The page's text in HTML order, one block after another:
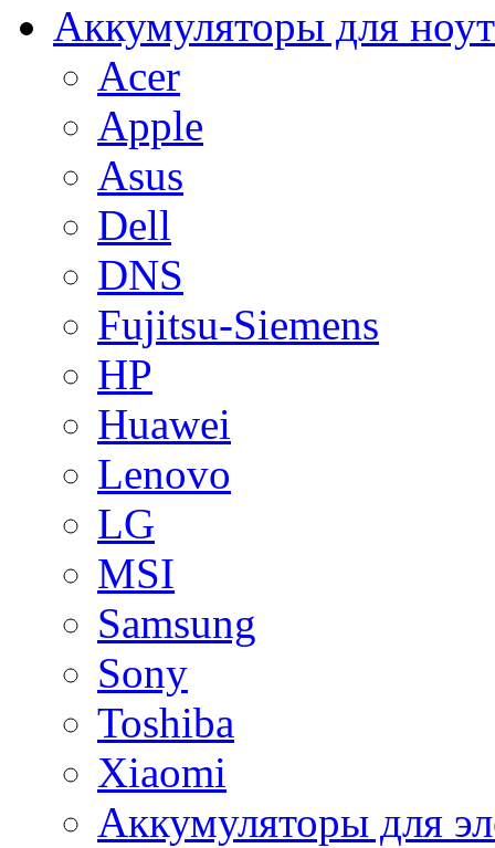
Аккумуляторы для
Acer
Apple
Asus
Dell
DNS
Fujitsu-Siemens
HP
Huawei
Lenovo
LG
MSI
Samsung
Sony
Toshiba
Xiaomi
Аккумуляторы для